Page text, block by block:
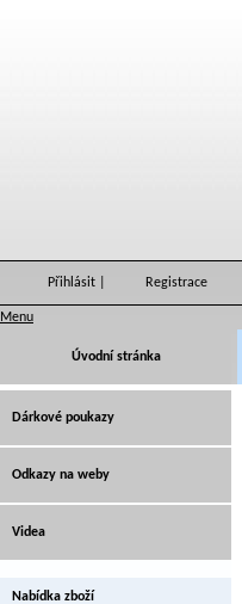
Přihlásit Registrace
Menu
Úvodní stránka
Dárkové poukazy
Odkazy na weby
Videa
Nabídka zboží